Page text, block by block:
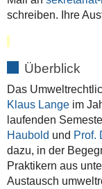
schreiben. Ihre
Überblick
Das
Klaus Langeim
laufenden
Haubold und Prof.
dazu, in der
Praktikern aus
Austausch